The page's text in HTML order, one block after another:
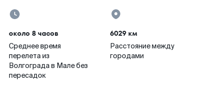
около 8 часов
Среднее время
перелета из
Волгограда в Мале без
пересадок
6029 км
Расстояние между
городами